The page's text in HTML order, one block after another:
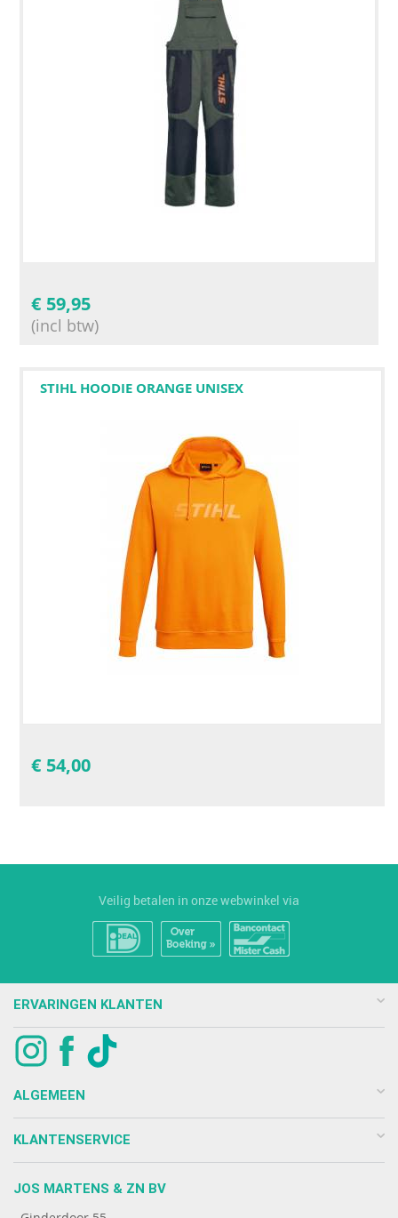
€ 59,95
(incl btw)
STIHL HOODIE ORANGE UNISEX
€ 54,00
Veilig betalen in onze webwinkel via
ERVARINGEN KLANTEN
ALGEMEEN
KLANTENSERVICE
JOS MARTENS & ZN BV